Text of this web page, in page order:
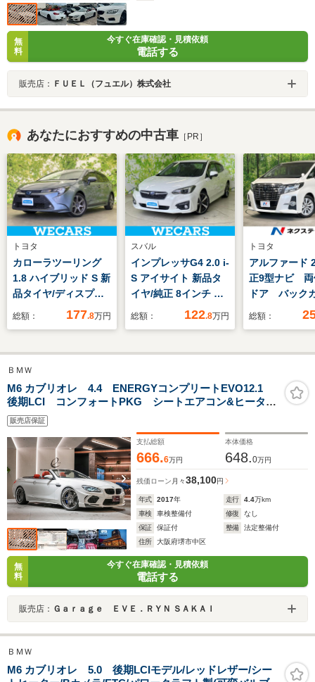
無
料
今すぐ在庫確認・見積依頼
電話する
販売店： ＦＵＥＬ（フュエル）株式会社
あなたにおすすめの中古車 ［PR］
トヨタ
カローラツーリング
1.8 ハイブリッド S 新
品タイヤ/ディスプレ
イオーディオ+ナビ9
車線逸脱防止支援シス
テム/ドライブレコー
ダー 純正/ヘッドラン
プ LED/USBジャック
総額： 177.8万円
スバル
インプレッサG4 2.0 i-
S アイサイト 新品タ
イヤ/純正 8インチ SD
ナビ/アイサイト/車線
ー 純正/ヘッドランプ
ク/Bluetooth接
続/ETC/EBD付ABS
総額： 122.8万円
トヨタ
アルファード
正9型ナビ 両
ドア バッ
レーダーク
ド 純正18イ
デュアルエア
アエアコン
総額：
ＢＭＷ
M6 カブリオレ 4.4 ENERGYコンプリートEVO12.1
後期LCI コンフォートPKG シートエアコン&ヒータ
ー 赤革シート LEDヘッドライト
販売店保証
支払総額
666.6万円
本体価格
648.0万円
残価ローン 月々38,100円
年式 2017年 走行 4.4万km
車検
車検整備付 修復
なし
保証
保証付 整備
法定整備付
住所
大阪府堺市中区
無
料
今すぐ在庫確認・見積依頼
電話する
販売店： Ｇａｒａｇｅ ＥＶＥ．ＲＹＮ ＳＡＫＡＩ
ＢＭＷ
M6 カブリオレ 5.0 後期LCIモデル/レッドレザー/シー